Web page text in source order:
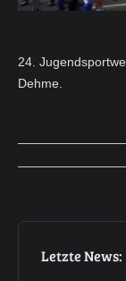
24.
Dehme.
Album-
Letzte News: